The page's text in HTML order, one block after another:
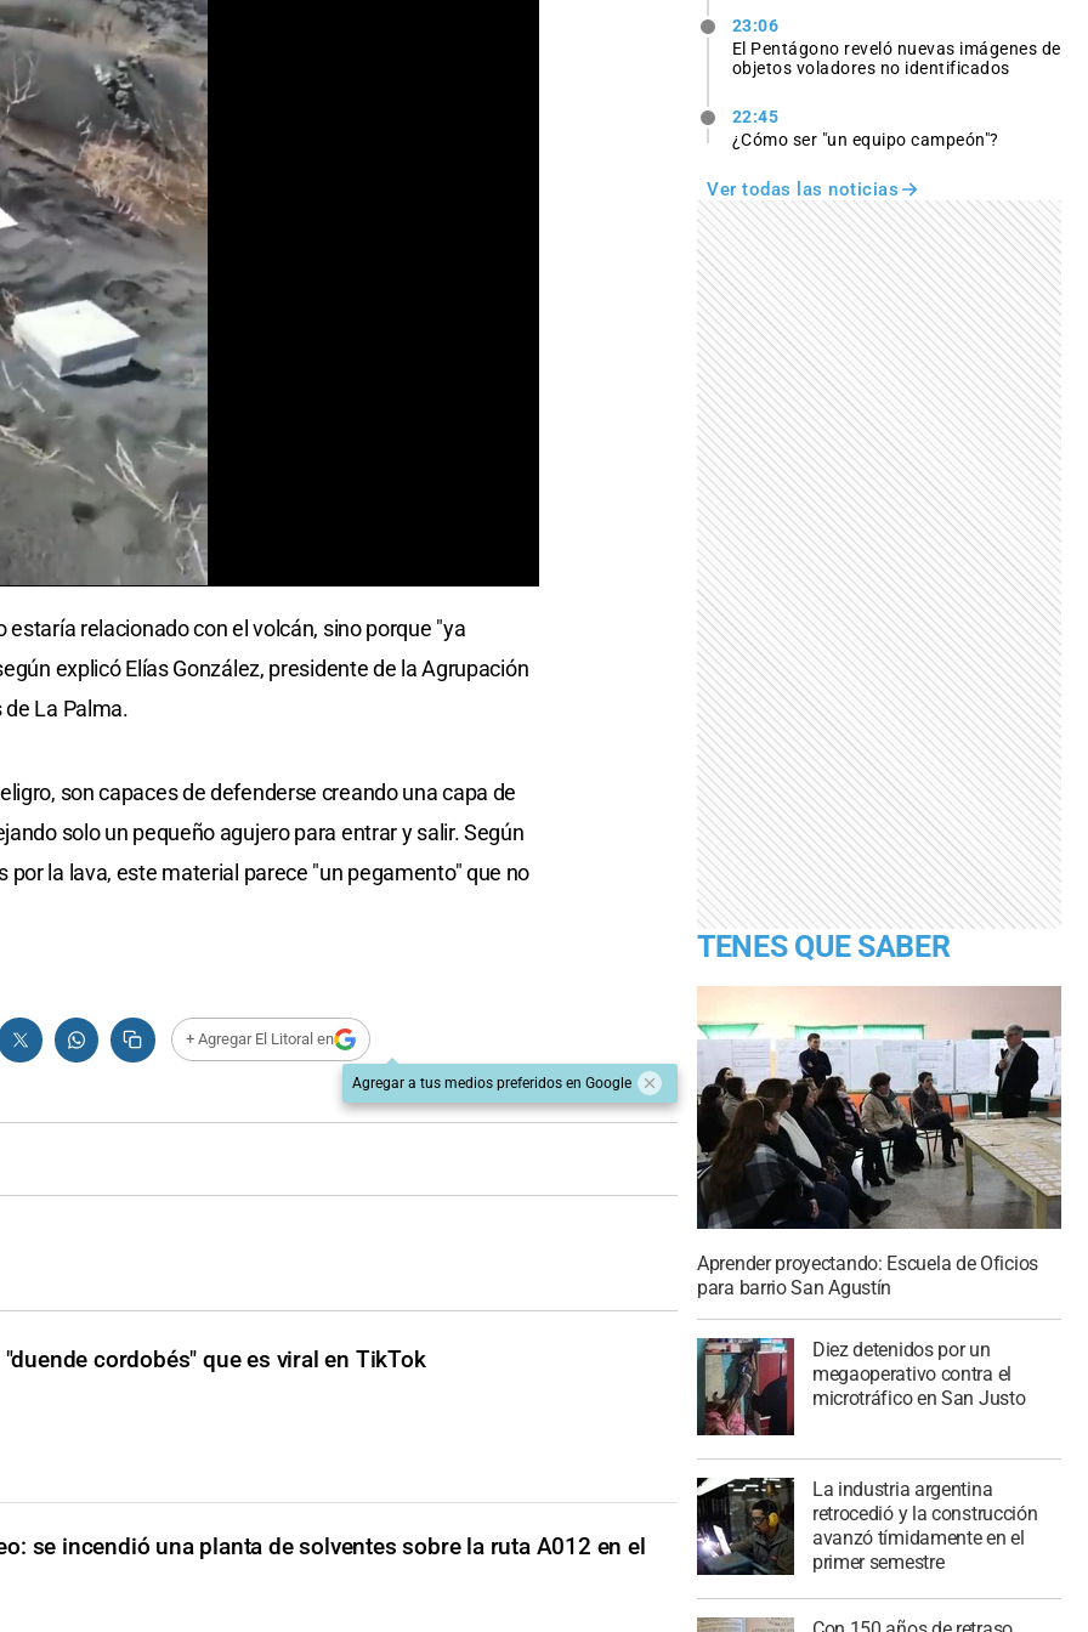
relacionado con el volcán, sino porque "ya
explicó Elías González, presidente de la Agrupación
La Palma.
son capaces de defenderse creando una capa de
solo un pequeño agujero para entrar y salir. Según
la lava, este material parece "un pegamento" que no
+ Agregar El Litoral en
Agregar a tus medios preferidos en Google
cordobés" que es viral en TikTok
se incendió una planta de solventes sobre la ruta A012 en el
23:06
El Pentágono reveló nuevas imágenes de
objetos voladores no identificados
22:45
¿Cómo ser "un equipo campeón"?
Ver todas las noticias
TENES QUE SABER
Aprender proyectando: Escuela de Oficios
para barrio San Agustín
Diez detenidos por un
megaoperativo contra el
microtráfico en San Justo
La industria argentina
retrocedió y la construcción
avanzó tímidamente en el
primer semestre